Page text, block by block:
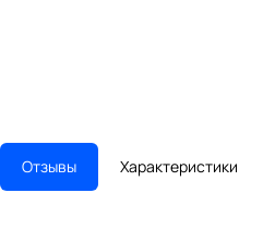
Отзывы Характеристики